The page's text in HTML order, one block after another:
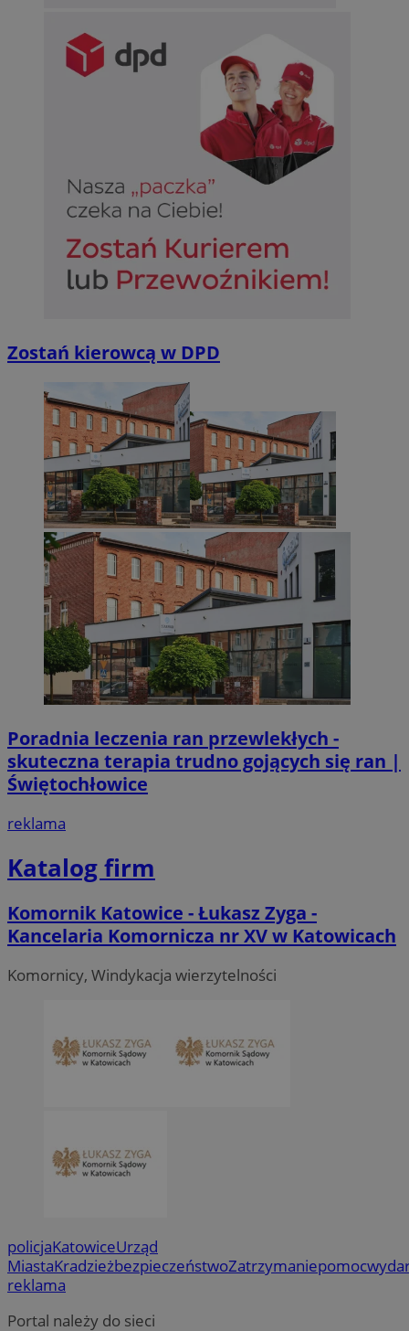
Zostań kierowcą w DPD
Poradnia leczenia ran przewlekłych -
skuteczna terapia trudno gojących się ran |
Świętochłowice
reklama
Katalog firm
Komornik Katowice - Łukasz Zyga -
Kancelaria Komornicza nr XV w Katowicach
Komornicy, Windykacja wierzytelności
policjaKatowiceUrząd
MiastaKradzieżbezpieczeństwoZatrzymaniepomoc
reklama
Portal należy do sieci